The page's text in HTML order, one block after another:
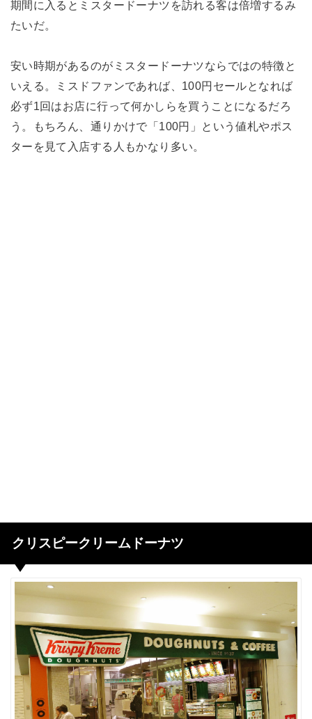
期間に入るとミスタードーナツを訪れる客は倍増するみ
たいだ。
安い時期があるのがミスタードーナツならではの特徴と
いえる。ミスドファンであれば、100円セールとなれば
必ず1回はお店に行って何かしらを買うことになるだろ
う。もちろん、通りかけで「100円」という値札やポス
ターを見て入店する人もかなり多い。
クリスピークリームドーナツ